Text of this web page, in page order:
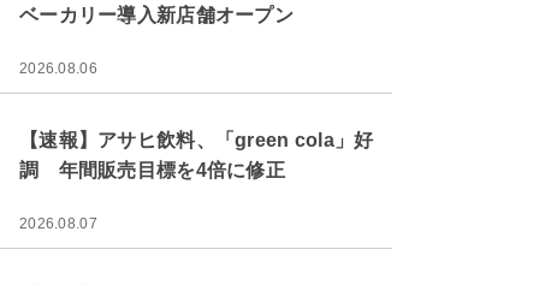
ベーカリー導入新店舗オープン
2026.08.06
【速報】アサヒ飲料、「green cola」好
調 年間販売目標を4倍に修正
2026.08.07